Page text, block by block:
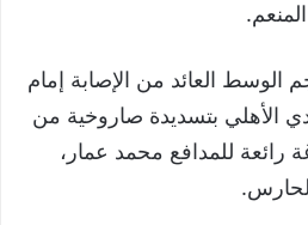
أضاف نجم الوسط العائد من الإصابة إمام
الأهلي بتسديدة صاروخية من
رائعة للمدافع محمد عمار،